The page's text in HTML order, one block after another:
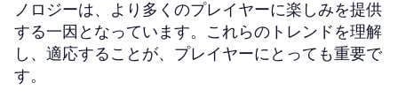
ノロジーは、より多くのプレイヤーに楽しみを提供
する一因となっています。これらのトレンドを理解
し、適応することが、プレイヤーにとっても重要で
す。